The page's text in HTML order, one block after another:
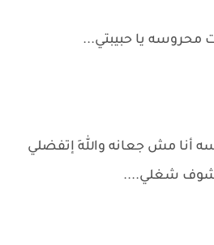
يا حبيبتي...
أنا مش جعانه واللهِ إتفضلي
اشوف شغلي....